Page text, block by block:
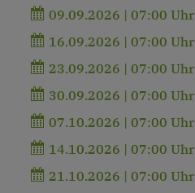
09.09.2026 | 07:00 Uhr
16.09.2026 | 07:00 Uhr
23.09.2026 | 07:00 Uhr
30.09.2026 | 07:00 Uhr
07.10.2026 | 07:00 Uhr
14.10.2026 | 07:00 Uhr
21.10.2026 | 07:00 Uhr